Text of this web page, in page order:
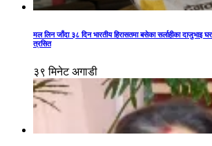
मल लिन जाँदा ३८ दिन भारतीय हिरासतमा बसेका सर्लाहीका दाजुभाइ
त्रसित
३९ मिनेट अगाडी